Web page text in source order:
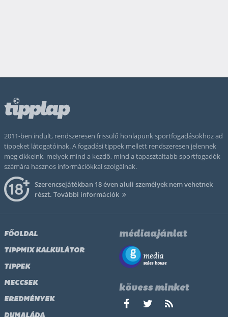
2011-ben indult, rendszeresen frissülő honlapunk sportfogadásokhoz ad
tippeket látogatóinak. A fogadási tippek mellett rendszeresen jelennek
meg cikkeink, melyek mind a kezdő, mind a tapasztaltabb sportfogadók
számára hasznos információkkal szolgálnak.
Szerencsejátékban 18 éven aluli személyek nem vehetnek
részt. További információk
FŐOLDAL
TIPPMIX KALKULÁTOR
TIPPEK
MECCSEK
EREDMÉNYEK
médiaajánlat
kövess minket